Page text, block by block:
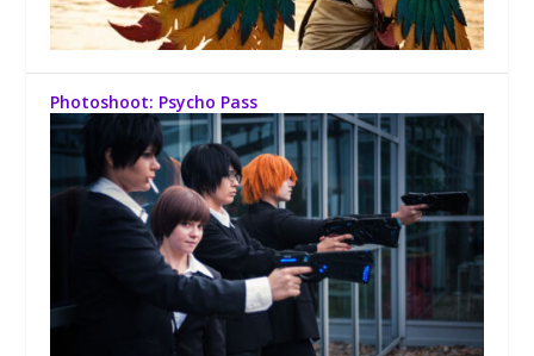
Photoshoot: Psycho Pass